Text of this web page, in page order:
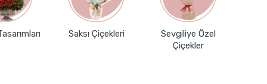
Saksı Çiçekleri
Sevgiliye Özel
Çiçekler